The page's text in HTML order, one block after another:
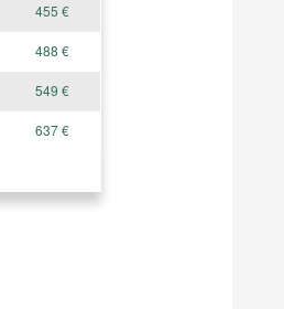
455 €
488 €
549 €
637 €